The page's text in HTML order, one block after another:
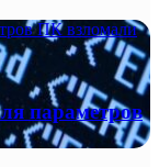
ПК взломали
параметров